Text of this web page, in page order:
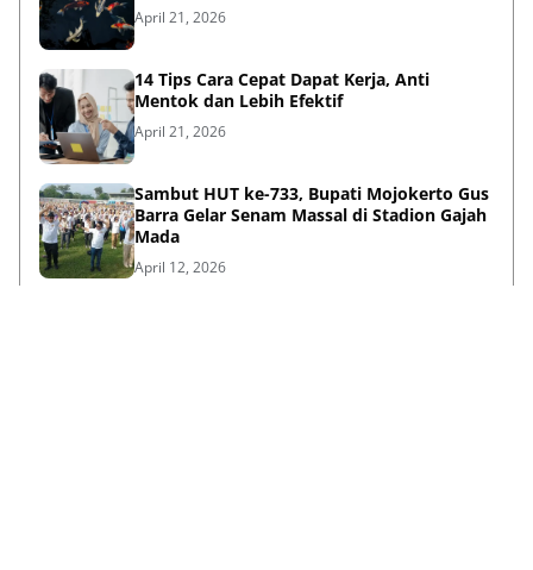
April 21, 2026
14 Tips Cara Cepat Dapat Kerja, Anti
Mentok dan Lebih Efektif
April 21, 2026
Sambut HUT ke-733, Bupati Mojokerto Gus
Barra Gelar Senam Massal di Stadion Gajah
Mada
April 12, 2026